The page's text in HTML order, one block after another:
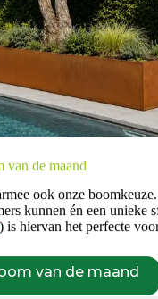
van de maand
ook onze
kunnen én een unieke
is hiervan het perfecte
van de maand
volwassen bomen
smalle straten in stedelijk
in zijn werk gaat? Dat